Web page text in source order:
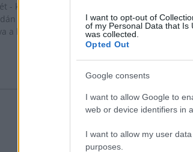
I want to opt-out of
of my Personal Data that Is
was collected.
Opted Out
Google consents
I want to allow Google to
web or device identifiers in
I want to allow my user
purposes.
- közölte az Országos
a kontingens
a honlapján.